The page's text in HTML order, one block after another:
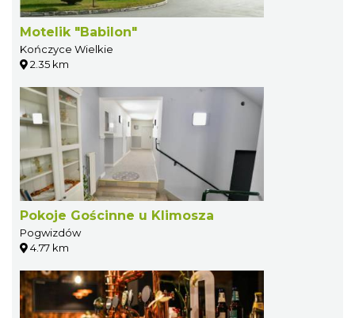
Motelik "Babilon"
Kończyce Wielkie
2.35 km
Pokoje Gościnne u Klimosza
Pogwizdów
4.77 km